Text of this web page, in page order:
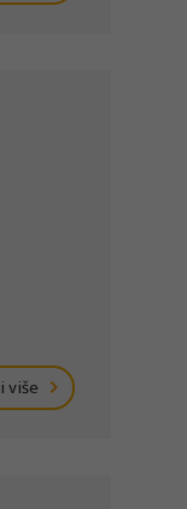
više